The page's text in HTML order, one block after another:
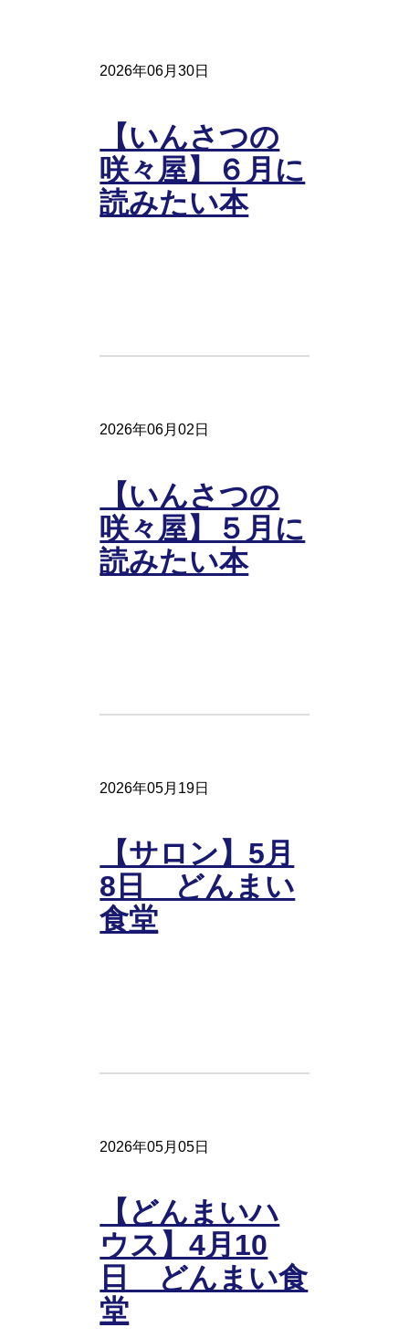
2026年06月30日
【いんさつの
咲々屋】６月に
読みたい本
2026年06月02日
【いんさつの
咲々屋】５月に
読みたい本
2026年05月19日
【サロン】5月
8日 どんまい
食堂
2026年05月05日
【どんまいハ
ウス】4月10
日 どんまい食
堂